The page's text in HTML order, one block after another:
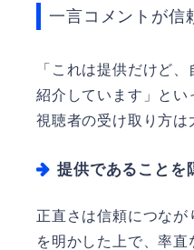
一言コメントが信
「これは提供だけど
紹介しています」とい
視聴者の受け取り方は
提供であることを
正直さは信頼につなが
を明かした上で、率直